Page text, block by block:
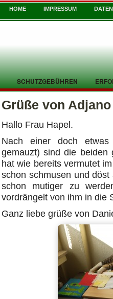
HOME IMPRESSUM
SCHUTZGEBÜHREN
Grüße von
Hallo Frau Hapel.
Nach einer doch
gemauzt) sind die
hat wie bereits vermutet
schon schmusen und
schon mutiger zu
vordrängelt von ihm in die
Ganz liebe grüße von